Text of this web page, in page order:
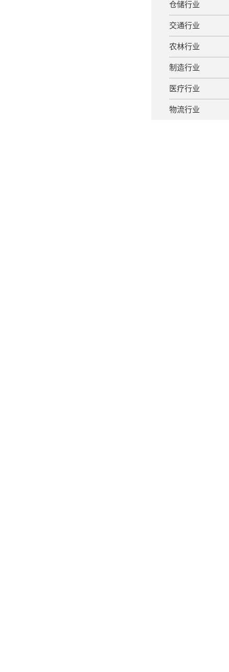
仓储行业
交通行业
农林行业
制造行业
医疗行业
物流行业